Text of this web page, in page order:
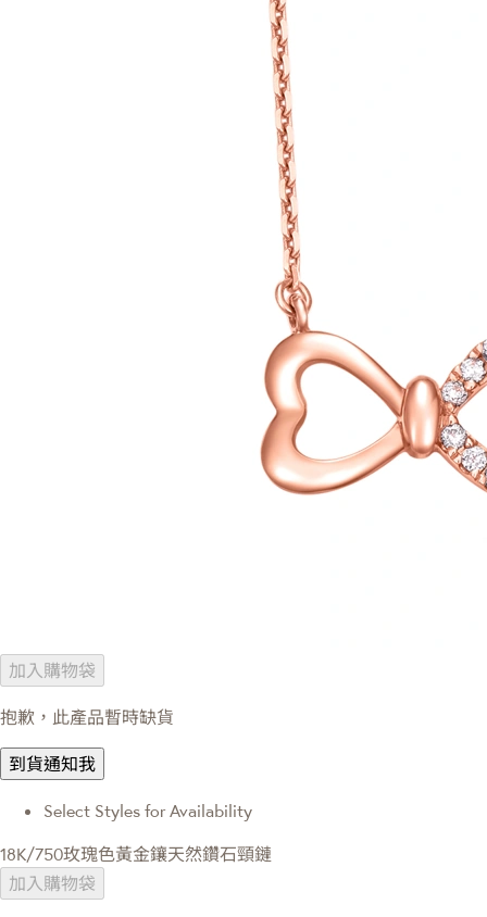
加入購物袋
抱歉，此產品暫時缺貨
到貨通知我
Select Styles for Availability
18K/750玫瑰色黃金鑲天然鑽石頸鏈
加入購物袋